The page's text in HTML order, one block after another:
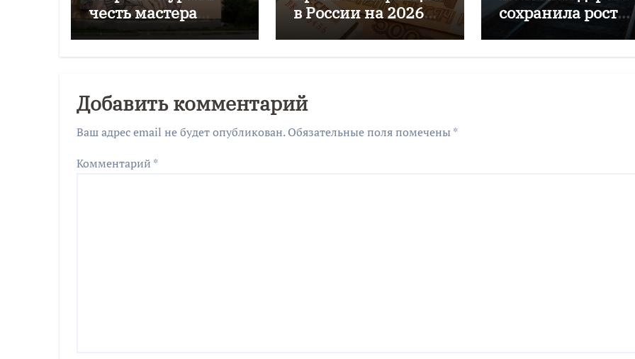
честь мастера
Эрнеста Лиса
в России на 2026
год до 6–7%
сохранила рост
перевозок с
Добавить комментарий
Ваш адрес email не будет опубликован. Обязательные поля помечены *
Комментарий *